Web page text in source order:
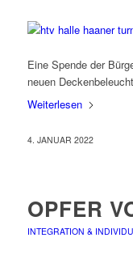
Eine Spende der
neuen
Weiterlesen
4. JANUAR 2022
OPFER
INTEGRATION &